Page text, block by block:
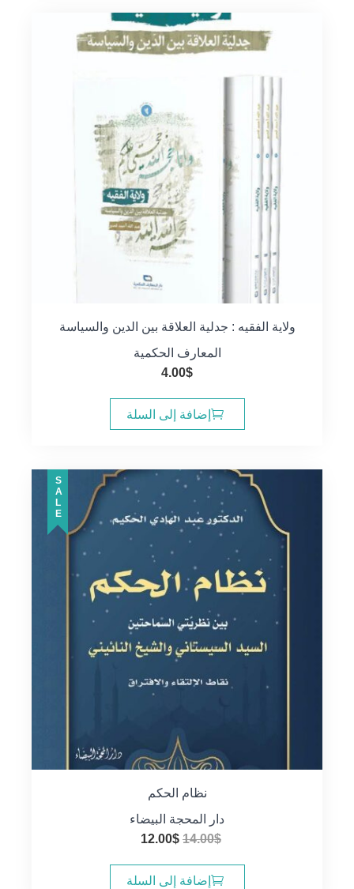
ولاية الفقيه : جدلية العلاقة بين الدين والسياسة
المعارف الحكمية
4.00$
إضافة إلى السلة
SALE
نظام الحكم
دار المحجة البيضاء
14.00$
السعر
هو:
12.00$
هو:إضافة إلى السلة